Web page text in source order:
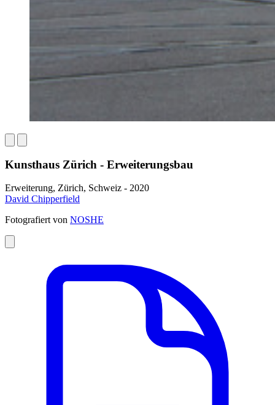
Kunsthaus Zürich - Erweiterungsbau
Erweiterung, Zürich, Schweiz - 2020
David Chipperfield
Fotografiert von NOSHE